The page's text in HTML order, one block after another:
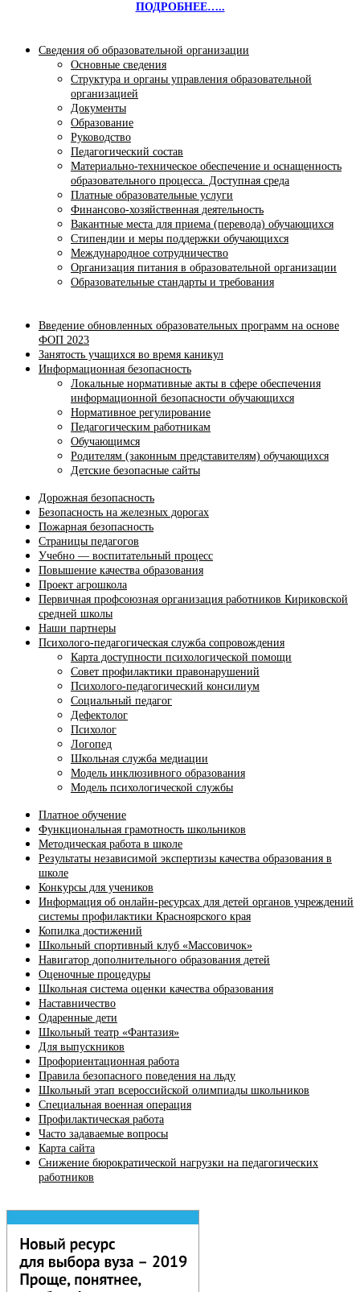
ПОДРОБНЕЕ…..
Сведения об образовательной организации
Основные сведения
Структура и органы управления образовательной
организацией
Документы
Образование
Руководство
Педагогический состав
Материально-техническое обеспечение и оснащенность
образовательного процесса. Доступная среда
Платные образовательные услуги
Финансово-хозяйственная деятельность
Вакантные места для приема (перевода) обучающихся
Стипендии и меры поддержки обучающихся
Международное сотрудничество
Организация питания в образовательной организации
Образовательные стандарты и требования
Введение обновленных образовательных программ на основе
ФОП 2023
Занятость учащихся во время каникул
Информационная безопасность
Локальные нормативные акты в сфере обеспечения
информационной безопасности обучающихся
Нормативное регулирование
Педагогическим работникам
Обучающимся
Родителям (законным представителям) обучающихся
Детские безопасные сайты
Дорожная безопасность
Безопасность на железных дорогах
Пожарная безопасность
Страницы педагогов
Учебно — воспитательный процесс
Повышение качества образования
Проект агрошкола
Первичная профсоюзная организация работников Кириковской
средней школы
Наши партнеры
Психолого-педагогическая служба сопровождения
Карта доступности психологической помощи
Совет профилактики правонарушений
Психолого-педагогический консилиум
Социальный педагог
Дефектолог
Психолог
Логопед
Школьная служба медиации
Модель инклюзивного образования
Модель психологической службы
Платное обучение
Функциональная грамотность школьников
Методическая работа в школе
Результаты независимой экспертизы качества образования в
школе
Конкурсы для учеников
Информация об онлайн-ресурсах для детей органов учреждений
системы профилактики Красноярского края
Копилка достижений
Школьный спортивный клуб «Массовичок»
Навигатор дополнительного образования детей
Оценочные процедуры
Школьная система оценки качества образования
Наставничество
Одаренные дети
Школьный театр «Фантазия»
Для выпускников
Профориентационная работа
Правила безопасного поведения на льду
Школьный этап всероссийской олимпиады школьников
Специальная военная операция
Профилактическая работа
Часто задаваемые вопросы
Карта сайта
Снижение бюрократической нагрузки на педагогических
работников